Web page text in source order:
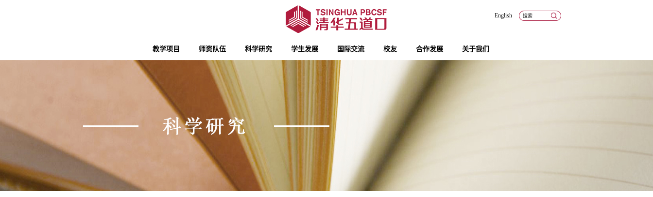
教学项目 师资队伍 科学研究 学生发展 国际交流 校友 合作发展 关于我们
English